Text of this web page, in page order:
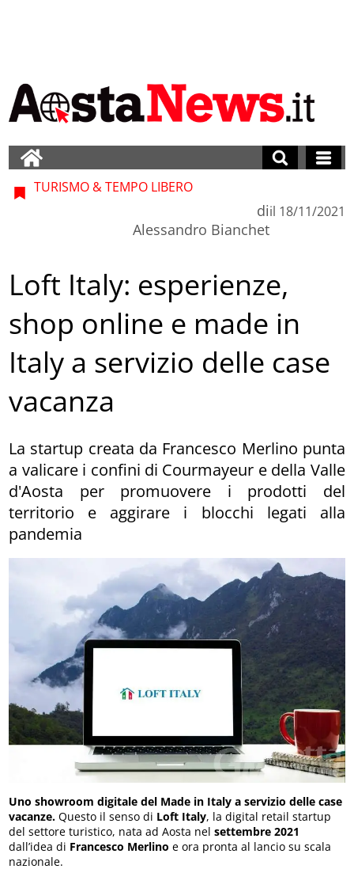
TURISMO & TEMPO LIBERO
di
Alessandro Bianchet
il 18/11/2021
Loft Italy: esperienze,
shop online e made in
Italy a servizio delle case
vacanza
La startup creata da Francesco Merlino punta
a valicare i confini di Courmayeur e della Valle
d'Aosta per promuovere i prodotti del
territorio e aggirare i blocchi legati alla
pandemia
Uno showroom digitale del Made in Italy a servizio delle case
vacanze. Questo il senso di Loft Italy, la digital retail startup
del settore turistico, nata ad Aosta nelsettembre 2021
dall’idea di Francesco Merlino e ora pronta al lancio su scala
nazionale.